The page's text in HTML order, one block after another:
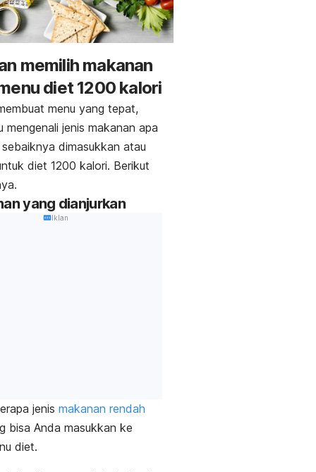
memilih makanan
diet 1200 kalori
menu yang tepat,
mengenali jenis makanan apa
dimasukkan atau
diet 1200 kalori. Berikut
yang dianjurkan
Iklan
jenis makanan rendah
bisa Anda masukkan ke
diet.